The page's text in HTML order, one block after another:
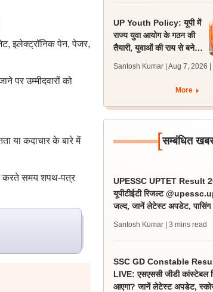
इलेक्ट्रॉनिक पेन, पेजर,
पर उम्मीदवारों को
या कदाचार के बारे में
करते समय शपथ-पत्र
UP Youth Policy: यूपी में
राज्य युवा आयोग के गठन की
तैयारी, युवाओं की राय से बनेगी
Santosh Kumar | Aug 7, 2026
More
[सम्बंधित
UPESSC UPTET Result
यूपीटीईटी रिजल्ट
जल्द, जानें लेटेस्ट अपडेट, पासिंग
Santosh Kumar | 3 mins read
SSC GD Constable
LIVE: एसएससी जीडी कांस्टेबल
आएगा? जानें लेटेस्ट अपडेट,